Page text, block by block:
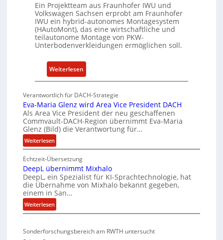
t
e
e
n
t
w
c
k
e
l
n
R
C
-
V
i
Ein Projektteam aus Fraunhofer IWU und
Volkswagen Sachsen erprobt am Fraunhofer
IWU ein hybrid-autonomes Montagesystem
(HAutoMont), das eine wirtschaftliche und
teilautonome Montage von PKW-
Unterbodenverkleidungen ermöglichen soll.
Weiterlesen
P
W
-
U
n
e
b
o
n
e
Verantwortlich für DACH-Strategie
Eva-Maria Glenz wird Area Vice President DACH
Als Area Vice President der neu geschaffenen
Commvault-DACH-Region übernimmt Eva-Maria
Glenz (Bild) die Verantwortung für…
Weiterlesen:
E
v
a
-
M
a
r
i
G
Echtzeit-Übersetzung
DeepL übernimmt Mixhalo
DeepL, ein Spezialist für KI-Sprachtechnologie, hat
die Übernahme von Mixhalo bekannt gegeben,
einem in San…
Weiterlesen:
D
e
Sonderforschungsbereich am RWTH untersucht